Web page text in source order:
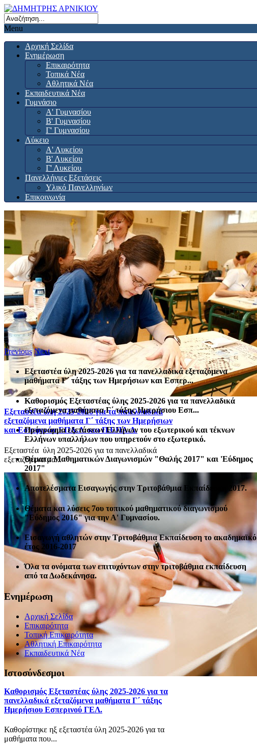
Menu
Αρχική Σελίδα
Ενημέρωση
Επικαιρότητα
Τοπικά Νέα
Αθλητικά Νέα
Εκπαιδευτικά Νέα
Γυμνάσιο
Α' Γυμνασίου
Β' Γυμνασίου
Γ' Γυμνασίου
Λύκειο
Α' Λυκείου
Β' Λυκείου
Γ' Λυκείου
Πανελλήνιες Εξετάσεις
Υλικό Πανελληνίων
Επικοινωνία
Εξεταστέα ύλη 2025-2026 για τα πανελλαδικά
εξεταζόμενα μαθήματα Γ΄ τάξης των Ημερήσιων
και Εσπερινών ΕΠΑ.Λ. και Π.ΕΠΑ.Λ.
Εξεταστέα ύλη 2025-2026 για τα πανελλαδικά
εξεταζόμενα μα...
Καθορισμός Eξεταστέας ύλης 2025-2026 για τα
πανελλαδικά εξεταζόμενα μαθήματα Γ΄ τάξης
Ημερήσιου Εσπερινού ΓΕΛ.
Καθορίστηκε ηξ εξεταστέα ύλη 2025-2026 για τα
μαθήματα που...
Previous Next
Εξεταστέα ύλη 2025-2026 για τα πανελλαδικά εξεταζόμενα
μαθήματα Γ΄ τάξης των Ημερήσιων και Εσπερ...
Καθορισμός Eξεταστέας ύλης 2025-2026 για τα πανελλαδικά
εξεταζόμενα μαθήματα Γ΄ τάξης Ημερήσιου Εσπ...
Πρόγραμμα εξετάσεων Ελλήνων του εξωτερικού και τέκνων
Ελλήνων υπαλλήλων που υπηρετούν στο εξωτερικό.
Θέματα Μαθηματικών Διαγωνισμών "Θαλής 2017" και 'Εύδημος
2017"
Αποτελέσματα Εισαγωγής στην Τριτοβάθμια Εκπαίδευση 2017.
Θέματα και λύσεις 7ου τοπικού μαθηματικού διαγωνισμού
"Εύδημος 2016" για την Α' Γυμνασίου.
Εισαγωγή αθλητών στην Τριτοβάθμια Εκπαίδευση το ακαδημαϊκό
έτος 2016-2017
Όλα τα ονόματα των επιτυχόντων στην τριτοβάθμια εκπαίδευση
από τα Δωδεκάνησα.
Ενημέρωση
Αρχική Σελίδα
Επικαιρότητα
Τοπική Επικαιρότητα
Αθλητική Επικαιρότητα
Eκπαιδευτικά Νέα
Ιστοσύνδεσμοι